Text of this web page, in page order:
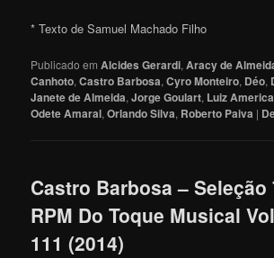
* Texto de Samuel Machado Filho
Publicado em Alcides Gerardi,Aracy de
Canhoto,Castro Barbosa,Cyro Monteiro, Déo,
Janete de Almeida,Jorge Goulart, Luiz
Odete Amaral,Orlando Silva, Roberto Paiva |
Castro Barbosa – Seleção
RPM Do Toque Musical
111 (2014)